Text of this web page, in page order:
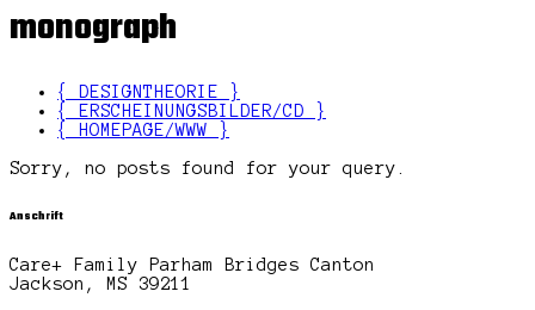
monograph
{ DESIGNTHEORIE }
{ ERSCHEINUNGSBILDER/CD }
{ HOMEPAGE/WWW }
Sorry, no posts found for your query.
Anschrift
Care+ Family Parham Bridges Canton
Jackson, MS 39211